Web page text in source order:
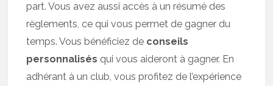
part. Vous avez aussi accès à un résumé des
règlements, ce qui vous permet de gagner du
temps. Vous bénéficiez de conseils
personnalisés qui vous aideront à gagner. En
adhérant à un club, vous profitez de l’expérience